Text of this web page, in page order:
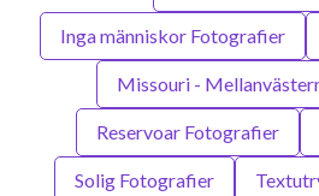
Inga människor Fotografier
Missouri -
Reservoar Fotografier
Solig Fotografier